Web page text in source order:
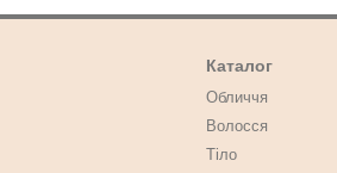
Каталог
Обличчя
Волосся
Тіло